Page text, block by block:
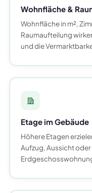
Wohnfläche &
Wohnfläche in m²,
Raumaufteilung
und die
Etage im Gebäude
Höhere Etagen
Aufzug, Aussicht